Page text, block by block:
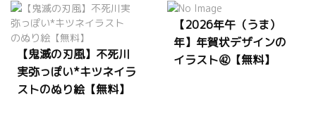
【鬼滅の刃風】不死川
実弥っぽい*キツネイラ
ストのぬり絵【無料】
【2026年午（うま）
年】年賀状デザインの
イラスト㊷【無料】